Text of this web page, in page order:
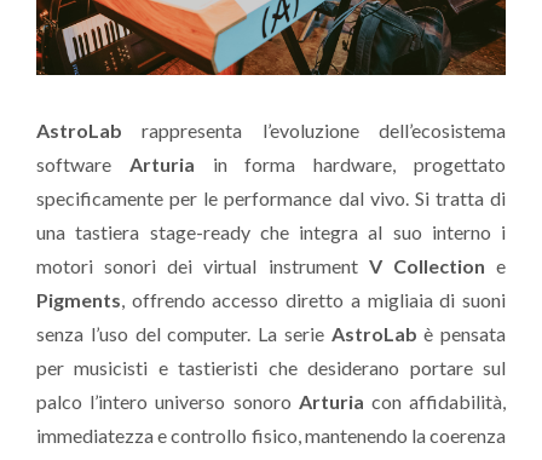
AstroLabrappresenta l’evoluzione dell’ecosistema
software Arturia in forma hardware, progettato
specificamente per le performance dal vivo. Si tratta di
una tastiera stage-ready che integra al suo interno i
motori sonori dei virtual instrument V Collection e
Pigments, offrendo accesso diretto a migliaia di suoni
senza l’uso del computer. La serie AstroLabè pensata
per musicisti e tastieristi che desiderano portare sul
palco l’intero universo sonoro Arturia con affidabilità,
immediatezza e controllo fisico, mantenendo la coerenza